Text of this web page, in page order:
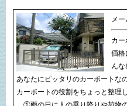
メ
カ
価格
ん
あなたにピッタリのカーポートな
カーポートの役割をちょっと整理